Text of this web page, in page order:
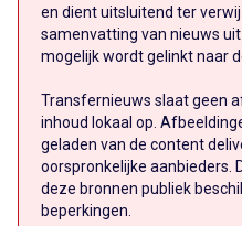
en dient uitsluitend ter
samenvatting van nieuws
mogelijk wordt gelinkt naar
Transfernieuws slaat geen
inhoud lokaal op.
geladen van de content
oorspronkelijke aanbieders.
deze bronnen publiek
beperkingen.